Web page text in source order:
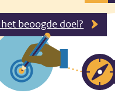
beoogde doel?